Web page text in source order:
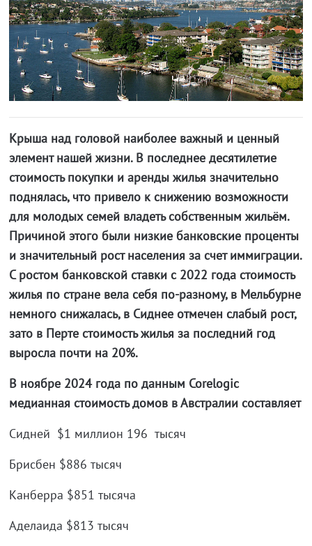
Крыша над головой наиболее важный и ценный
элемент нашей жизни. В последнее десятилетие
стоимость покупки и аренды жилья значительно
поднялась, что привело к снижению возможности
для молодых семей владеть собственным жильём.
Причиной этого были низкие банковские проценты
и значительный рост населения за счет иммиграции.
С ростом банковской ставки с 2022 года стоимость
жилья по стране вела себя по-разному, в Мельбурне
немного снижалась, в Сиднее отмечен слабый рост,
зато в Перте стоимость жилья за последний год
выросла почти на 20%.
В ноябре 2024 года по данным Corelogic
медианная стоимость домов в Австралии составляет
Сидней $1 миллион 196 тысяч
Брисбен $886 тысяч
Канберра $851 тысяча
Аделаида $813 тысяч